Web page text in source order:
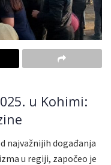
u Kohimi:
najvažnijih događanja
u regiji, započeo je